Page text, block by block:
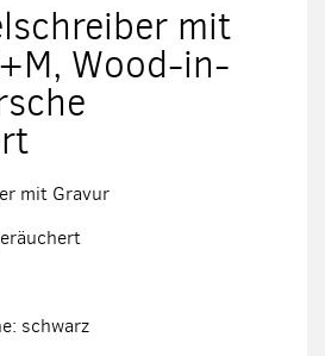
mit
Wood-in-
mit Gravur
schwarz